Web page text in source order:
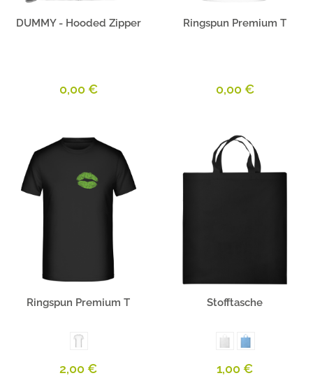
Produktbeschreibung
DUMMY - Hooded Zipper
0,00 €
Produktbeschreibung
Ringspun Premium T
0,00 €
Produktbeschreibung
Ringspun Premium T
2,00 €
Produktbeschreibung
Stofftasche
1,00 €